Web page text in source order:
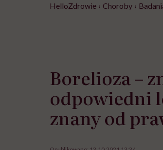
HelloZdrowie › Choroby ›
Borelioza –
odpowiedni
znany od